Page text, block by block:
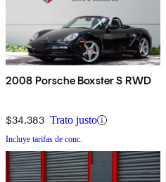
2008 Porsche Boxster S RWD
$34,383 Trato justo
Incluye tarifas de conc.